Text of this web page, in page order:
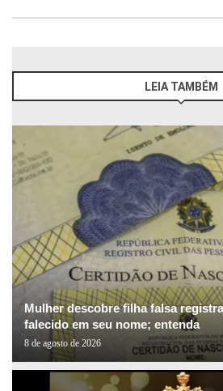
LEIA TAMBÉM
Mulher descobre filha falsa
falecido em seu nome; entenda
8 de agosto de 2026